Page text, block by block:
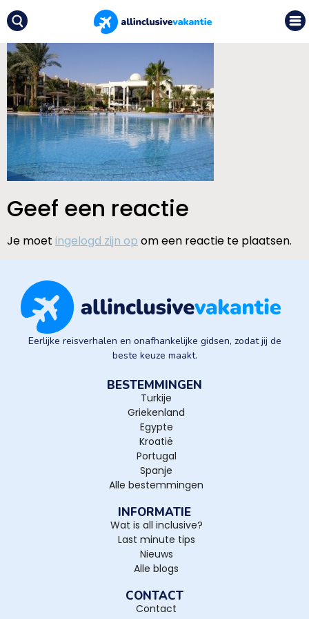
Geef een reactie
Je moet ingelogd zijn op om een reactie te plaatsen.
Eerlijke reisverhalen en onafhankelijke gidsen, zodat jij de
beste keuze maakt.
BESTEMMINGEN
Turkije
Griekenland
Egypte
Kroatië
Portugal
Spanje
Alle bestemmingen
INFORMATIE
Wat is all inclusive?
Last minute tips
Nieuws
Alle blogs
CONTACT
Contact